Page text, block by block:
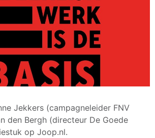
Jekkers (campagneleider FNV
den Bergh (directeur De Goede
op Joop.nl.